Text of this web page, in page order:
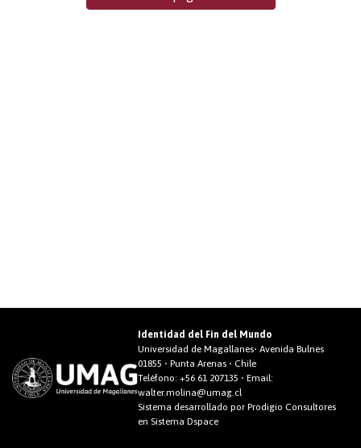
Identidad del Fin del Mundo
Universidad de Magallanes• Avenida Bulnes
01855 • Punta Arenas • Chile
Teléfono:+56 61 207135 • Email:
walter.molina@umag.cl
Sistema desarrollado por Prodigio Consultores
en Sistema Dspace